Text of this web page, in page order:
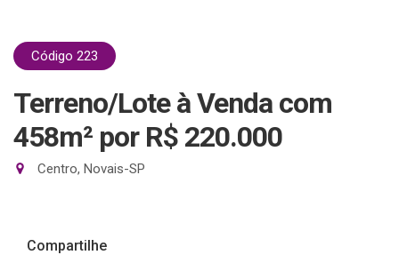
Código 223
Terreno/Lote à Venda com
458m² por R$ 220.000
Centro, Novais-SP
Compartilhe